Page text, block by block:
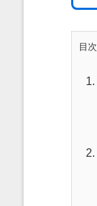
目次
1.
2.